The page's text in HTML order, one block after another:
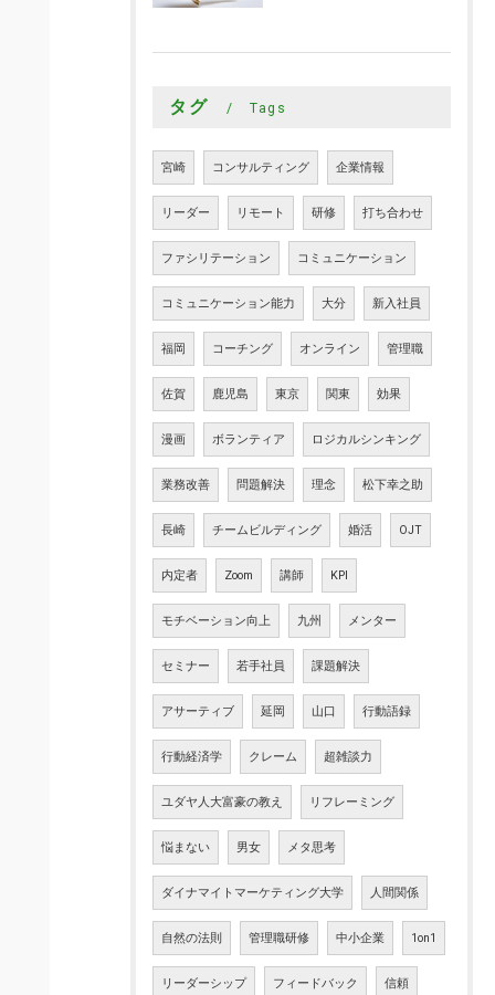
タグ Tags
宮崎 コンサルティング 企業情報
リーダー リモート 研修 打ち合わせ
ファシリテーション コミュニケーション
コミュニケーション能力 大分 新入社員
福岡 コーチング オンライン 管理職
佐賀 鹿児島 東京 関東 効果
漫画 ボランティア ロジカルシンキング
業務改善 問題解決 理念 松下幸之助
長崎 チームビルディング 婚活 OJT
内定者 Zoom 講師 KPI
モチベーション向上 九州 メンター
セミナー 若手社員 課題解決
アサーティブ 延岡 山口 行動語録
行動経済学 クレーム 超雑談力
ユダヤ人大富豪の教え リフレーミング
悩まない 男女 メタ思考
ダイナマイトマーケティング大学 人間関係
自然の法則 管理職研修 中小企業 1on1
リーダーシップ フィードバック 信頼